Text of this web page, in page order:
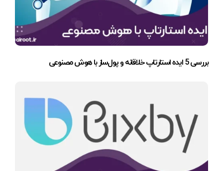
بررسی 5 ایده استارتاپ خلاقانه و پول‌ساز با هوش مصنوعی